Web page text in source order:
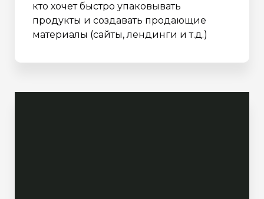
кто хочет быстро упаковывать
продукты и создавать продающие
материалы (сайты, лендинги и т.д.)